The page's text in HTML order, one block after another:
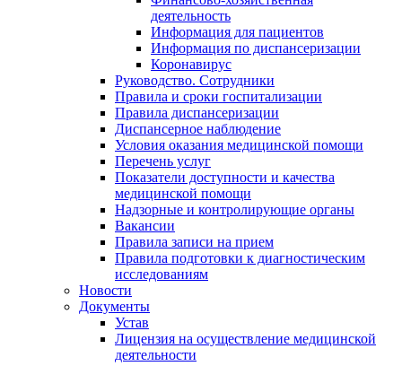
деятельность
Информация для пациентов
Информация по диспансеризации
Коронавирус
Руководство. Сотрудники
Правила и сроки госпитализации
Правила диспансеризации
Диспансерное наблюдение
Условия оказания медицинской помощи
Перечень услуг
Показатели доступности и качества
медицинской помощи
Надзорные и контролирующие органы
Вакансии
Правила записи на прием
Правила подготовки к диагностическим
исследованиям
Новости
Документы
Устав
Лицензия на осуществление медицинской
деятельности